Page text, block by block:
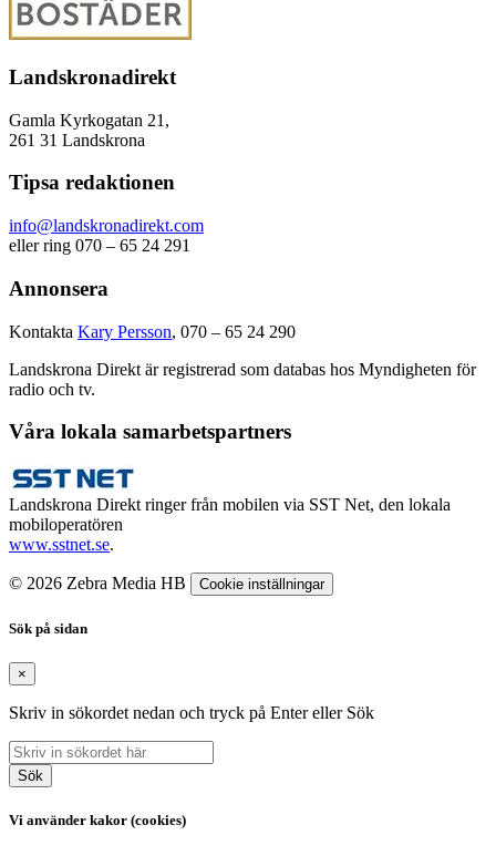
Landskronadirekt
Gamla Kyrkogatan 21,
261 31 Landskrona
Tipsa redaktionen
info@landskronadirekt.com
eller ring 070 – 65 24 291
Annonsera
Kontakta Kary Persson, 070 – 65 24 290
Landskrona Direkt är registrerad som databas hos Myndigheten för
radio och tv.
Våra lokala samarbetspartners
Landskrona Direkt ringer från mobilen via SST Net, den lokala
mobiloperatören
www.sstnet.se.
© 2026 Zebra Media HB Cookie inställningar
Sök på sidan
×
Skriv in sökordet nedan och tryck på Enter eller Sök
Sök
Vi använder kakor (cookies)